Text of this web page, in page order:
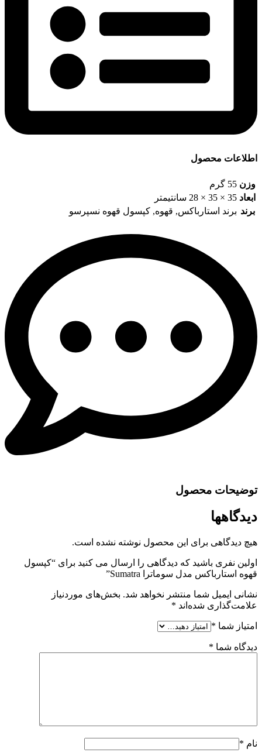
اطلاعات محصول
وزن 55 گرم
ابعاد 35 × 35 × 28 سانتیمتر
برند برند استارباکس, قهوه, کپسول قهوه نسپرسو
توضیحات محصول
دیدگاهها
هیچ دیدگاهی برای این محصول نوشته نشده است.
اولین نفری باشید که دیدگاهی را ارسال می کنید برای “کپسول
قهوه استارباکس مدل سوماترا Sumatra”
نشانی ایمیل شما منتشر نخواهد شد. بخش‌های موردنیاز
علامت‌گذاری شده‌اند *
امتیاز شما *
دیدگاه شما *
نام *